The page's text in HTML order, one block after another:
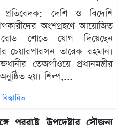
প্রতিবেদক: দেশি ও বিদেশি
অংশগ্রহণে আয়োজিত
শোতে যোগ দিয়েছেন
চেয়ারপারসন তারেক রহমান।
তেজগাঁওয়ে প্রধানমন্ত্রীর
হয়। শিল্প,...
বিস্তারিত